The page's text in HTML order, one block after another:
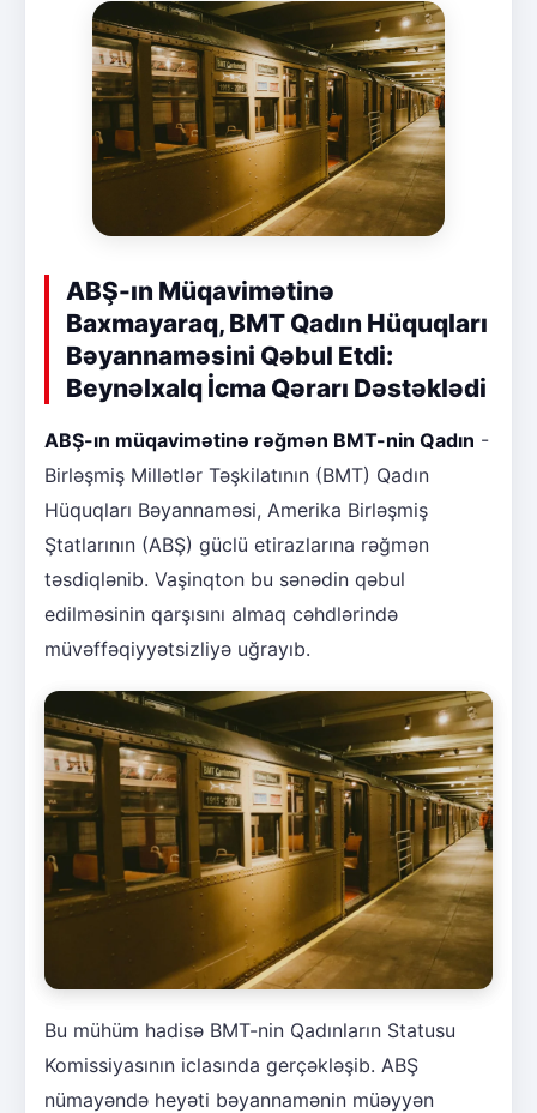
ABŞ-ın Müqavimətinə
Baxmayaraq, BMT Qadın Hüquqları
Bəyannaməsini Qəbul Etdi:
Beynəlxalq İcma Qərarı Dəstəklədi
ABŞ-ın müqavimətinə rəğmən BMT-nin Qadın -
Birləşmiş Millətlər Təşkilatının (BMT) Qadın
Hüquqları Bəyannaməsi, Amerika Birləşmiş
Ştatlarının (ABŞ) güclü etirazlarına rəğmən
təsdiqlənib. Vaşinqton bu sənədin qəbul
edilməsinin qarşısını almaq cəhdlərində
müvəffəqiyyətsizliyə uğrayıb.
Bu mühüm hadisə BMT-nin Qadınların Statusu
Komissiyasının iclasında gerçəkləşib. ABŞ
nümayəndə heyəti bəyannamənin müəyyən